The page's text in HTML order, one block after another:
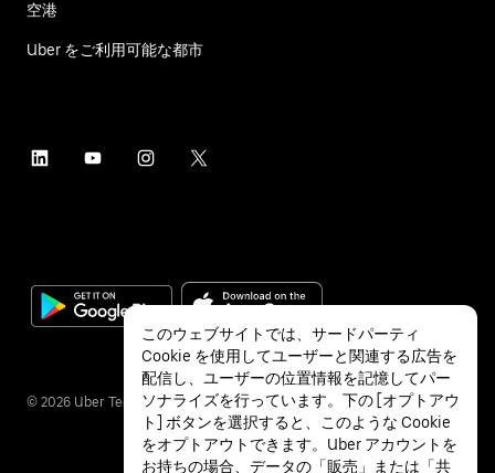
空港
Uber をご利用可能な都市
© 2026 Uber Technologies Inc.
このウェブサイトでは、サードパーティ
Cookie を使用してユーザーと関連する広告を
配信し、ユーザーの位置情報を記憶してパー
ソナライズを行っています。下の [オプトアウ
ト] ボタンを選択すると、このような Cookie
をオプトアウトできます。Uber アカウントを
お持ちの場合、データの「販売」または「共